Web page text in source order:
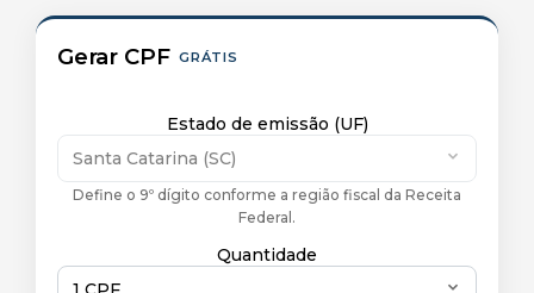
Gerar CPF GRÁTIS
Estado de emissão (UF)
Santa Catarina (SC)
Define o 9º dígito conforme a região fiscal da Receita
Federal.
Quantidade